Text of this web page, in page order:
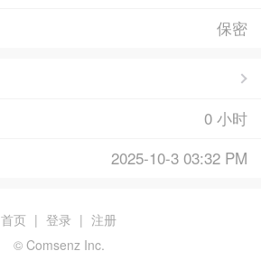
保密
0 小时
2025-10-3 03:32 PM
首页 | 登录 | 注册
© Comsenz Inc.